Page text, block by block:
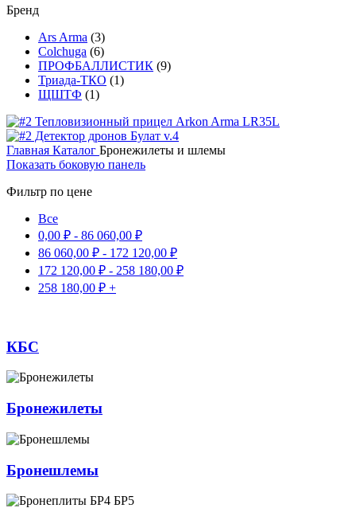
Бренд
Ars Arma (3)
Colchuga (6)
ПРОФБАЛЛИСТИК (9)
Триада-ТКО (1)
ЩШТФ (1)
Главная Каталог Бронежилеты и шлемы
Показать боковую панель
Фильтр по цене
Все
0,00 ₽ - 86 060,00 ₽
86 060,00 ₽ - 172 120,00 ₽
172 120,00 ₽ - 258 180,00 ₽
258 180,00 ₽ +
КБС
Бронежилеты
Бронешлемы